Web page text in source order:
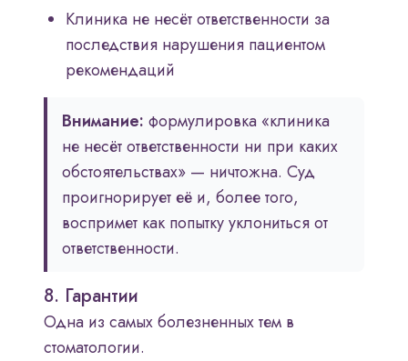
Клиника не несёт ответственности за
последствия нарушения пациентом
рекомендаций
Внимание: формулировка «клиника
не несёт ответственности ни при каких
обстоятельствах» — ничтожна. Суд
проигнорирует её и, более того,
воспримет как попытку уклониться от
ответственности.
8. Гарантии
Одна из самых болезненных тем в
стоматологии.